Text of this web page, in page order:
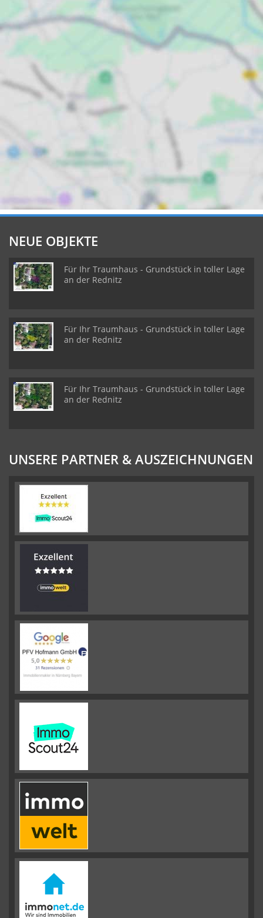
NEUE OBJEKTE
Für Ihr Traumhaus - Grundstück in toller Lage
an der Rednitz
Für Ihr Traumhaus - Grundstück in toller Lage
an der Rednitz
Für Ihr Traumhaus - Grundstück in toller Lage
an der Rednitz
UNSERE PARTNER & AUSZEICHNUNGEN